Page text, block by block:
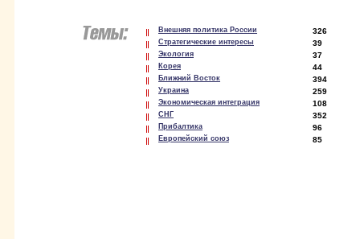
Внешняя политика России 326
Стратегические интересы 39
Экология 37
Корея 44
Ближний Восток 394
Украина 259
Экономическая интеграция 108
СНГ 352
Прибалтика 96
Европейский союз 85